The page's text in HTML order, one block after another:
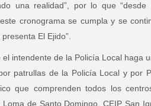
una realidad”, por lo que “desde
cronograma se cumpla y se
El Ejido”.
intendente de la Policía Local haga
patrullas de la Policía Local y por
que comprenden todos los
de Santo Domingo, CEIP San